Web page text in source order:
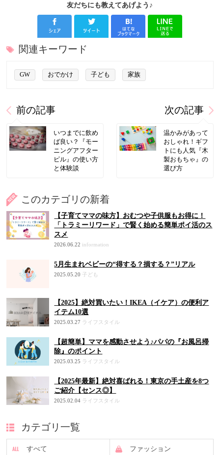
友だちにも教えてあげよう♪
関連キーワード
GW おでかけ 子ども 家族
前の記事
いつまでに飲め
ば良い？『モー
ニングアフター
ピル』の使い方
と体験談
次の記事
温かみがあって
おしゃれ！ギフ
トにも人気『木
製おもちゃ』の
選び方
このカテゴリの新着
【子育てママの味方】おむつや子供服もお得に！
「トラミーリワード」で賢く始める簡単ポイ活のス
スメ
2026.06.22 information
5月生まれベビーの“得する？損する？”リアル
2025.05.20 子ども
【2025】絶対買いたい！IKEA（イケア）の便利ア
イテム10選
2025.03.27 ライフスタイル
【超簡単】ママを感動させよう♪パパの『お風呂掃
除』のポイント
2025.03.25 ライフスタイル
【2025年最新】絶対喜ばれる！東京の手土産を8つ
ご紹介【センス◎】
2025.02.04 ライフスタイル
カテゴリ一覧
すべて ファッション